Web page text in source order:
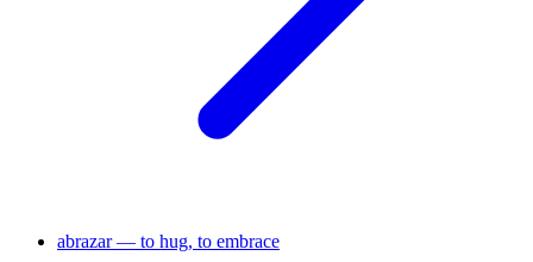
abrazar — to hug, to embrace